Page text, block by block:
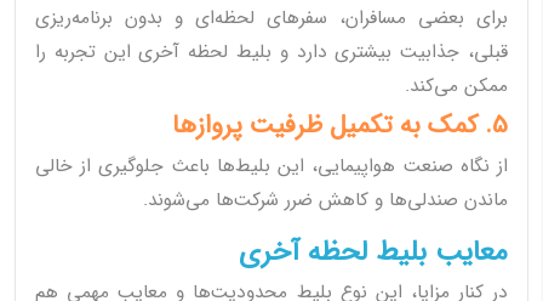
برای بعضی مسافران، سفرهای لحظه‌ای و بدون برنامه‌ریزی
قبلی، جذابیت بیشتری دارد و بلیط لحظه آخری این تجربه را
ممکن می‌کند.
5. کمک به تکمیل ظرفیت پروازها
از نگاه صنعت هواپیمایی، این بلیط‌ها باعث جلوگیری از خالی
ماندن صندلی‌ها و کاهش ضرر شرکت‌ها می‌شوند.
معایب بلیط لحظه آخری
در کنار مزایا، این نوع بلیط محدودیت‌ها و معایب مهمی هم